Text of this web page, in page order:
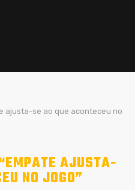
ajusta-se ao que aconteceu no
AJUSTA-
NO JOGO”